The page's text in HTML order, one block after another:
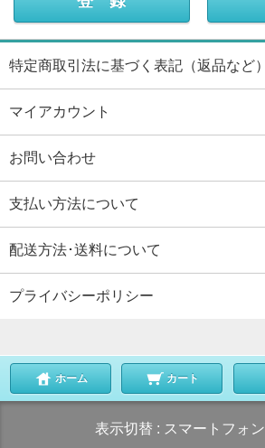
特定商取引法に基づく表記（返品など）
マイアカウント
お問い合わせ
支払い方法について
配送方法･送料について
プライバシーポリシー
ホーム カート
表示切替 : スマートフォン